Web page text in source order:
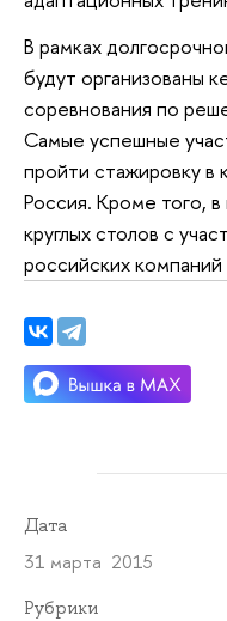
В рамках
будут организованы
соревнования по
Самые успешные
пройти стажировку в
Россия. Кроме того,
круглых столов с
российских
Дата
31 марта 2015
Рубрики